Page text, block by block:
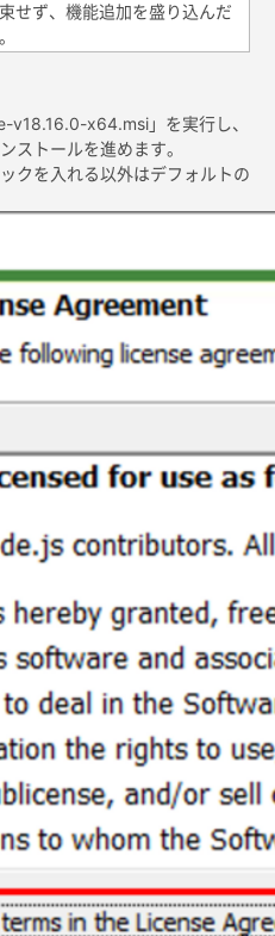
せず、機能追加を盛り込んだ
v18.16.0-x64.msi」を実行し、
ストールを進めます。
クを入れる以外はデフォルトの